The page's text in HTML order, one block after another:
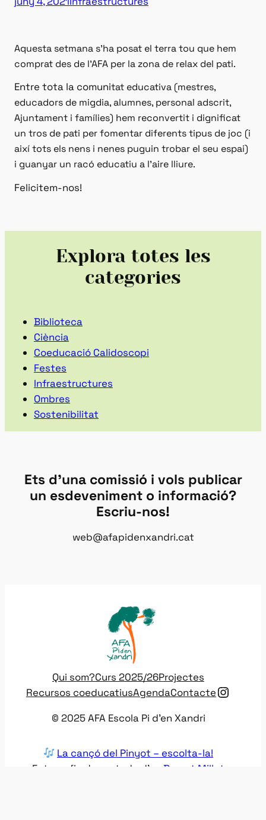
Aquesta setmana s’ha posat el terra tou que hem
comprat des de l’AFA per la zona de relax del pati.
Entre tota la comunitat educativa (mestres,
educadors de migdia, alumnes, personal adscrit,
Ajuntament i famílies) hem reconvertit i dignificat
un tros de pati per fomentar diferents tipus de joc (i
així tots els nens i nenes puguin trobar el seu espai)
i guanyar un racó educatiu a l’aire lliure.
Felicitem-nos!
Explora totes les
categories
Biblioteca
Ciència
Coeducació Calidoscopi
Festes
Infraestructures
Ombres
Sostenibilitat
Ets d’una comissió i vols publicar
un esdeveniment o informació?
Escriu-nos!
web@afapidenxandri.cat
Qui som?Curs 2025/26Projectes
Recursos coeducatiusAgendaContacte
© 2025 AFA Escola Pi d’en Xandri
La cançó del Pinyot – escolta-la!
Fotografia de portada d’en Bernat Millet